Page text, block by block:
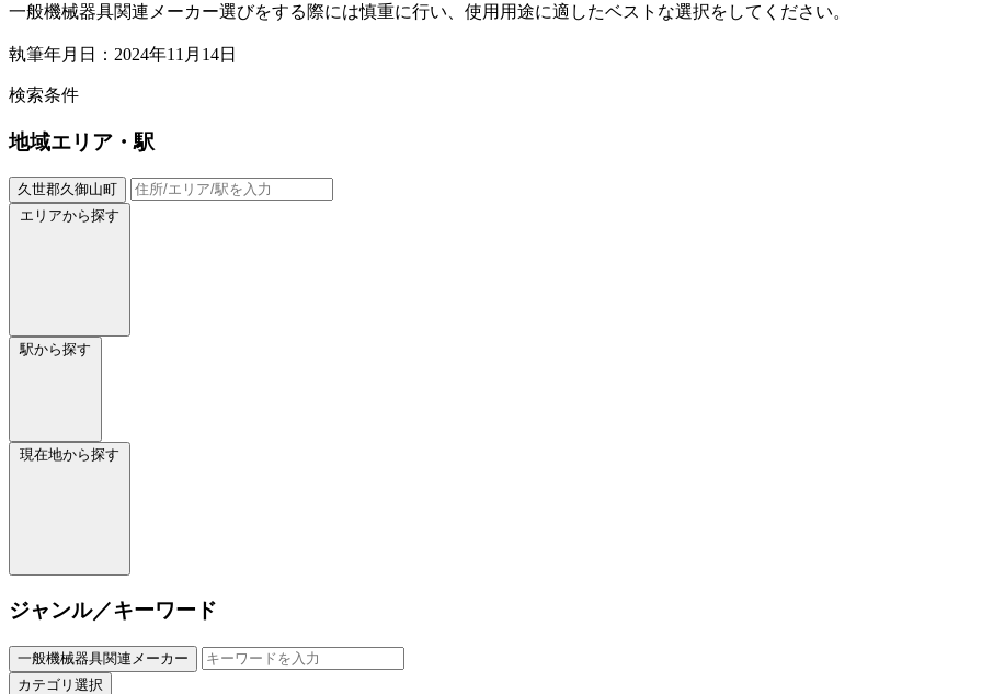
一般機械器具関連メーカー選びをする際には慎重に行い、使用用途に適したベストな選択をしてください。
執筆年月日：2024年11月14日
検索条件
地域エリア・駅
久世郡久御山町
エリアから探す
駅から探す
現在地から探す
ジャンル／キーワード
一般機械器具関連メーカー
カテゴリ選択